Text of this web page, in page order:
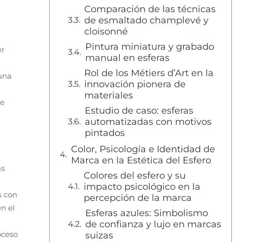
con
el
Comparación de las técnicas
de esmaltado champlevé y
cloisonné
Pintura miniatura y grabado
manual en esferas
Rol de los Métiers d’Art en la
innovación pionera de
materiales
Estudio de caso: esferas
automatizadas con motivos
pintados
Color, Psicología e Identidad de
Marca en la Estética del Esfero
Colores del esfero y su
impacto psicológico en la
percepción de la marca
Esferas azules: Simbolismo
de confianza y lujo en marcas
suizas